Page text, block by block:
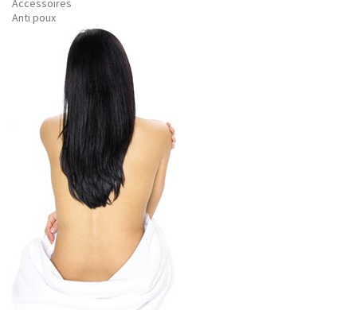
Accessoires
Anti poux